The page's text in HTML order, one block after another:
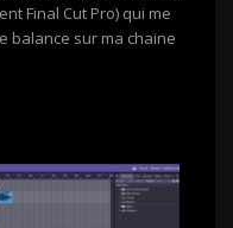
Final Cut Pro) qui me
balance sur ma chaine